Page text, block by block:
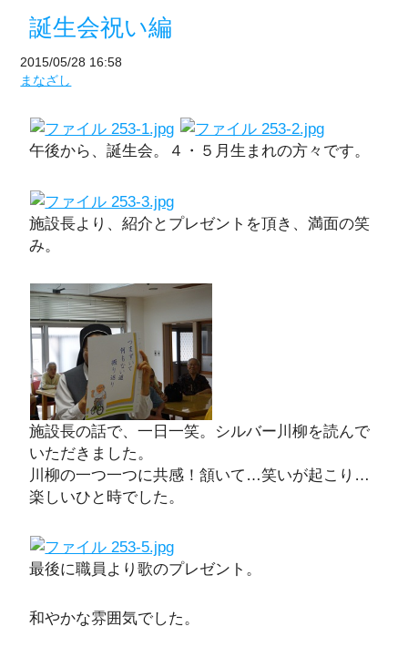
誕生会祝い編
2015/05/28 16:58
まなざし
午後から、誕生会。４・５月生まれの方々です。
施設長より、紹介とプレゼントを頂き、満面の笑
み。
施設長の話で、一日一笑。シルバー川柳を読んで
いただきました。
川柳の一つ一つに共感！頷いて…笑いが起こり…
楽しいひと時でした。
最後に職員より歌のプレゼント。
和やかな雰囲気でした。